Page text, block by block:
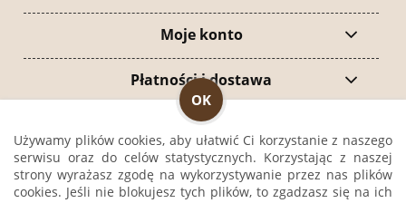
Moje konto
Płatności i dostawa
Informacje
O nas
Używamy plików cookies, aby ułatwić Ci korzystanie z naszego
serwisu oraz do celów statystycznych. Korzystając z naszej
strony wyrażasz zgodę na wykorzystywanie przez nas plików
cookies. Jeśli nie blokujesz tych plików, to zgadzasz się na ich
OK